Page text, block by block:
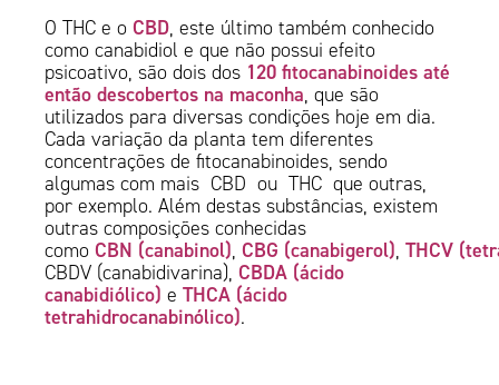
O THC e oCBD, este último também conhecido
como canabidiol e que não possui efeito
psicoativo, são dois dos 120 fitocanabinoides até
então descobertos na maconha, que são
utilizados para diversas condições hoje em dia.
Cada variação da planta tem diferentes
concentrações de fitocanabinoides, sendo
algumas com mais CBD ou THC que outras,
por exemplo. Além destas substâncias, existem
outras composições conhecidas
comoCBN (canabinol),CBG (canabigerol),THCV
CBDV (canabidivarina),CBDA (ácido
canabidiólico)eTHCA (ácido
tetrahidrocanabinólico).